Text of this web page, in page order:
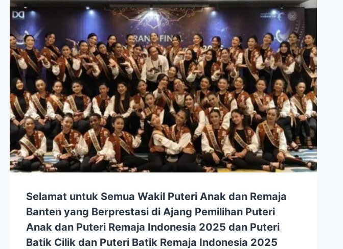
Selamat untuk Semua Wakil Puteri Anak dan Remaja
Banten yang Berprestasi di Ajang Pemilihan Puteri
Anak dan Puteri Remaja Indonesia 2025 dan Puteri
Batik Cilik dan Puteri Batik Remaja Indonesia 2025